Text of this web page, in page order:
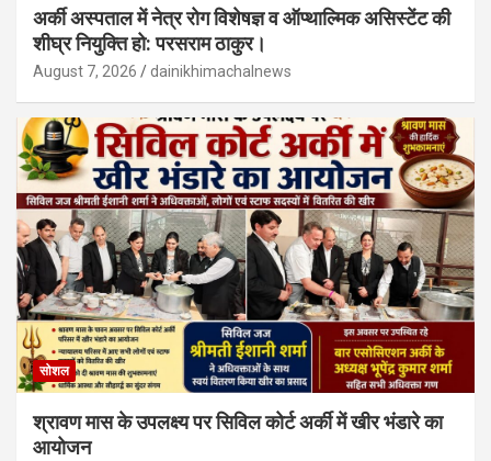
अर्की अस्पताल में नेत्र रोग विशेषज्ञ व ऑप्थाल्मिक असिस्टेंट की
शीघ्र नियुक्ति हो: परसराम ठाकुर।
August 7, 2026 dainikhimachalnews
सोशल
श्रावण मास के उपलक्ष्य पर सिविल कोर्ट अर्की में खीर भंडारे का
आयोजन